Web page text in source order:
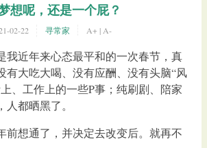
想呢，还是一个屁？
02-22 寻常家 A+ |A-
我近年来心态最平和的一次春节，真
有大吃大喝、没有应酬、没有头脑“风
、工作上的一些P事；纯刷剧、陪家
人都晒黑了。
前想通了，并决定去改变后。就再不